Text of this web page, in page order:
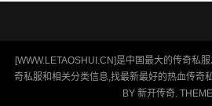
[WWW.LETAOSHUI.CN]是中国最大的传奇私
奇私服和相关分类信息,找最新最好的热血传奇
BY 新开传奇.